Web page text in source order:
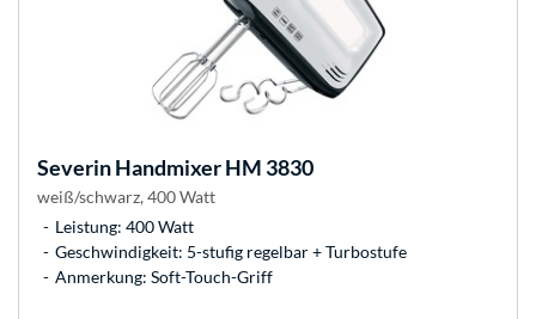
SeverinHandmixer HM 3830
weiß/schwarz, 400 Watt
Leistung: 400 Watt
Geschwindigkeit: 5-stufig regelbar + Turbostufe
Anmerkung: Soft-Touch-Griff